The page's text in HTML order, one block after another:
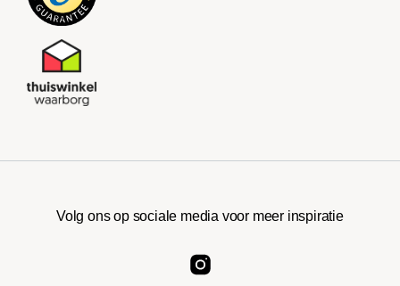
Volg ons op sociale media voor meer inspiratie